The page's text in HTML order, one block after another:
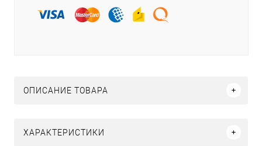
ОПИСАНИЕ ТОВАРА
ХАРАКТЕРИСТИКИ